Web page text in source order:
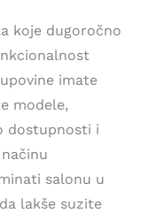
koje dugoročno
imate
modele,
dostupnosti i
salonu u
lakše suzite